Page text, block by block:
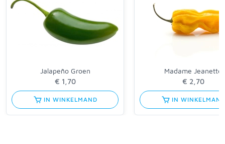
Jalapeño Groen
€ 1,70
IN WINKELMAND
Madame Jeanette
€ 2,70
IN WINKELMAND